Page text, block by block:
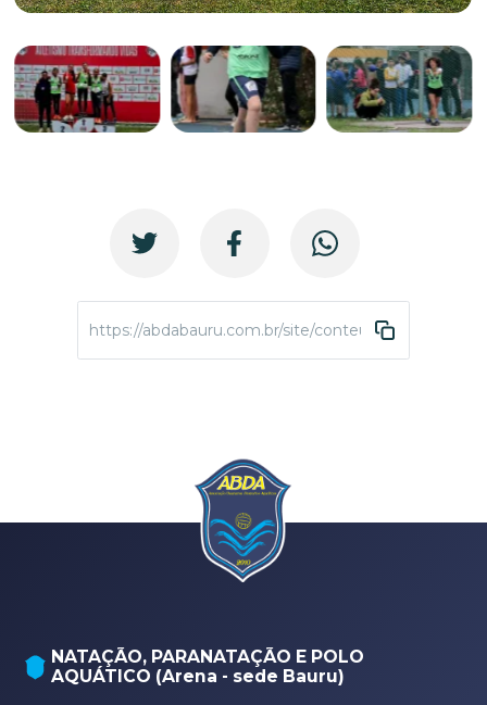
https://abdabauru.com.br/site/conteudo/4421-
NATAÇÃO, PARANATAÇÃO E POLO
AQUÁTICO (Arena - sede Bauru)